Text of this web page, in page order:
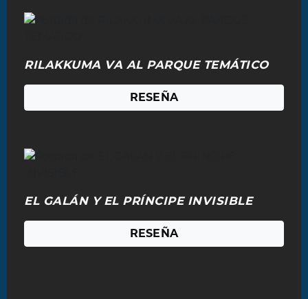
RILAKKUMA VA AL PARQUE TEMÁTICO
RESEÑA
EL GALÁN Y EL PRÍNCIPE INVISIBLE
RESEÑA